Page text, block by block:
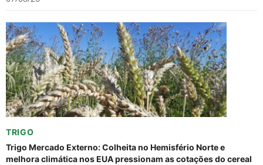
TRIGO
Trigo Mercado Externo: Colheita no Hemisfério Norte e
melhora climática nos EUA pressionam as cotações do cereal